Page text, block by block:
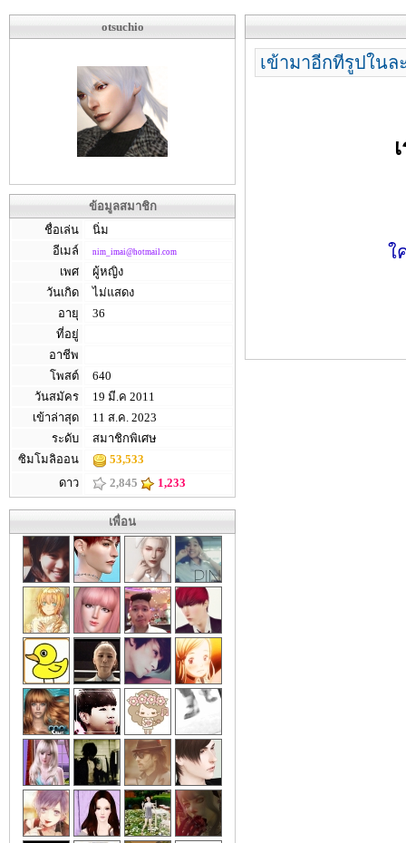
otsuchio
ข้อมูลสมาชิก
ชื่อเล่น
นิ่ม
อีเมล์
nim_imai@hotmail.com
เพศ
ผู้หญิง
วันเกิด
ไม่แสดง
อายุ
36
ที่อยู่
อาชีพ
โพสต์
640
วันสมัคร
19 มี.ค 2011
เข้าล่าสุด
11 ส.ค. 2023
ระดับ
สมาชิกพิเศษ
ซิมโมลิออน
53,533
ดาว
2,845 1,233
เพื่อน
เข้ามาอีกทีรูปในล
ใ